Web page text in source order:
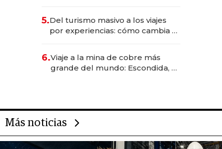
transformadoras
5.Del turismo masivo a los viajes
por experiencias: cómo cambia el
6.Viaje a la mina de cobre más
grande del mundo: Escondida, el
Más noticias